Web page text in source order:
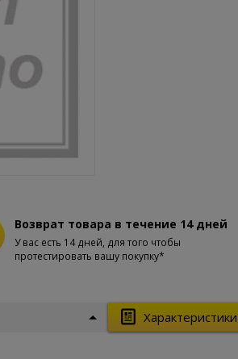
Возврат товара в течение 14 дней
У вас есть 14 дней, для того чтобы
протестировать вашу покупку*
Характеристики